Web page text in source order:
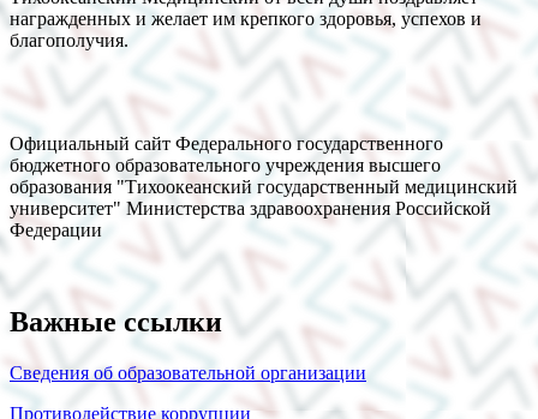
награжденных и желает им крепкого здоровья, успехов и
благополучия.
Официальный сайт Федерального государственного
бюджетного образовательного учреждения высшего
образования "Тихоокеанский государственный медицинский
университет" Министерства здравоохранения Российской
Федерации
Важные ссылки
Сведения об образовательной организации
Противодействие коррупции